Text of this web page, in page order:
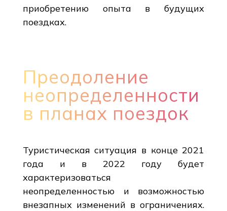
приобретению опыта в будущих
поездках.
Преодоление
неопределенности
в планах поездок
Туристическая ситуация в конце 2021
года и в 2022 году будет
характеризоваться
неопределенностью и возможностью
внезапных изменений в ограничениях.